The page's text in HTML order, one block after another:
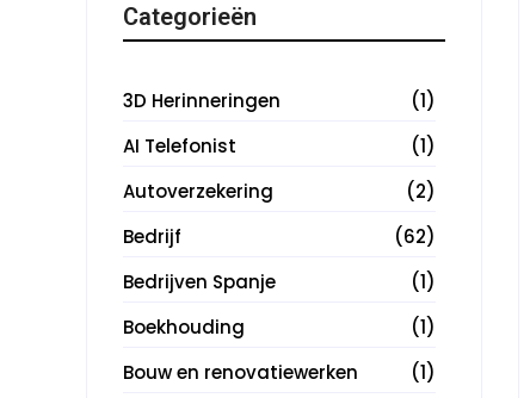
Categorieën
3D Herinneringen
(1)
AI Telefonist
(1)
Autoverzekering
(2)
Bedrijf
(62)
Bedrijven Spanje
(1)
Boekhouding
(1)
Bouw en renovatiewerken
(1)